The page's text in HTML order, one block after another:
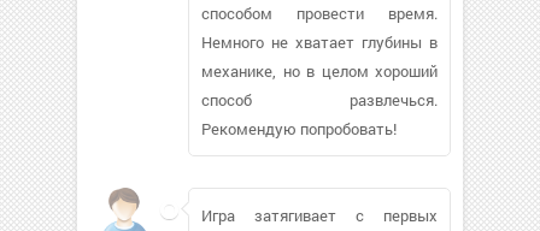
способом провести время.
Немного не хватает глубины в
механике, но в целом хороший
способ развлечься.
Рекомендую попробовать!
Игра затягивает с первых